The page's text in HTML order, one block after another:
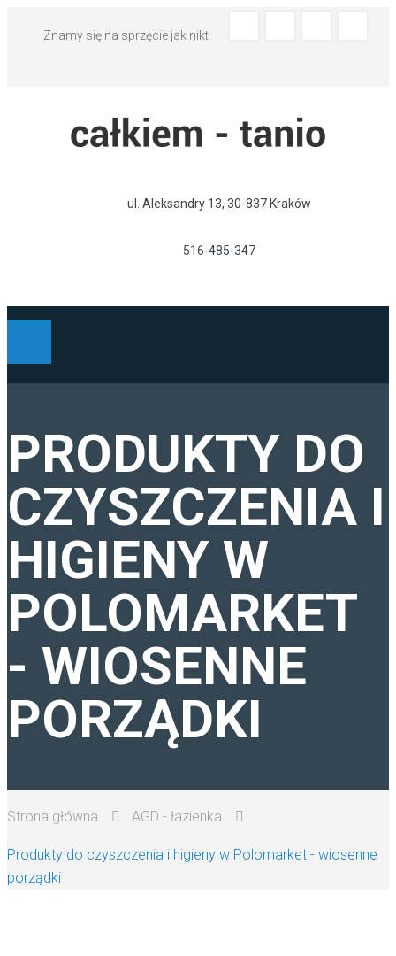
Znamy się na sprzęcie jak nikt
ul. Aleksandry 13, 30-837 Kraków
516-485-347
AGD - ŁAZIENKA
AGD - KUCHNIA
URZĄDZENIA PRZENOŚNE
PRODUKTY DO
CZYSZCZENIA I
HIGIENY W
POLOMARKET
- WIOSENNE
PORZĄDKI
Strona główna AGD - łazienka
Produkty do czyszczenia i higieny w Polomarket - wiosenne
porządki